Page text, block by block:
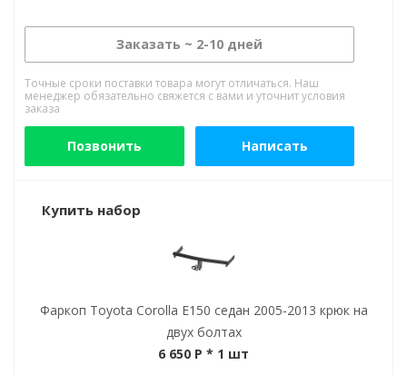
Заказать ~ 2-10 дней
Точные сроки поставки товара могут отличаться. Наш
менеджер обязательно свяжется с вами и уточнит условия
заказа
Позвонить Написать
Купить набор
Фаркоп Toyota Corolla E150 седан 2005-2013 крюк на
двух болтах
6 650 P * 1 шт